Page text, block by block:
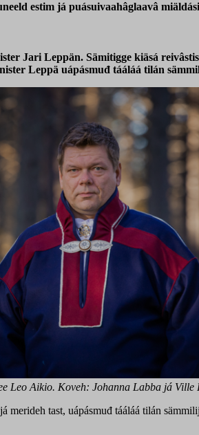
estim já puásuivaahâglaavâ
Jari Leppän. Sämitigge kiäsá
Leppä uápásmuđ tááláá tilán
Leo Aikio. Koveh: Johanna Labba já Ville
merideh tast, uápásmuđ tááláá tilán